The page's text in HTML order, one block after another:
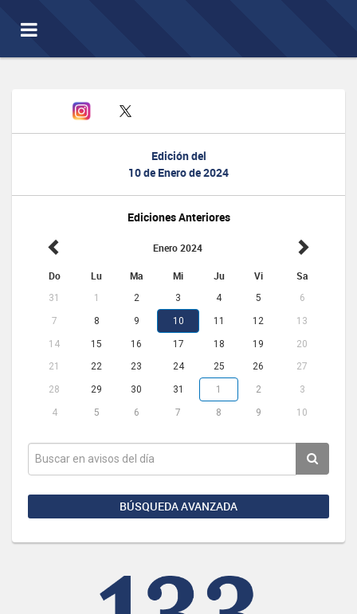
Toggle
navigation
Edición del
10 de Enero de 2024
Ediciones Anteriores
Enero 2024
Do Lu Ma Mi Ju Vi Sa
31 1 2 3 4 5 6
7 8 9 10 11 12 13
14 15 16 17 18 19
20
21
22 23 24 25 26 27
28 29 30 31 1 2 3
4 5 6 7 8 9 10
BÚSQUEDA AVANZADA